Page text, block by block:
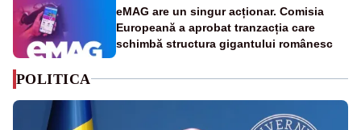
eMAG are un singur acționar. Comisia
Europeană a aprobat tranzacția care
schimbă structura gigantului românesc
POLITICA